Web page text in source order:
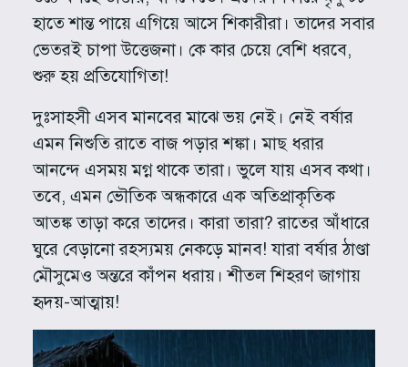
হাতে শান্ত পায়ে এগিয়ে আসে শিকারীরা। তাদের সবার
ভেতরই চাপা উত্তেজনা। কে কার চেয়ে বেশি ধরবে,
শুরু হয় প্রতিযোগিতা!
দুঃসাহসী এসব মানবের মাঝে ভয় নেই। নেই বর্ষার
এমন নিশুতি রাতে বাজ পড়ার শঙ্কা। মাছ ধরার
আনন্দে এসময় মগ্ন থাকে তারা। ভুলে যায় এসব কথা।
তবে, এমন ভৌতিক অন্ধকারে এক অতিপ্রাকৃতিক
আতঙ্ক তাড়া করে তাদের। কারা তারা? রাতের আঁধারে
ঘুরে বেড়ানো রহস্যময় নেকড়ে মানব! যারা বর্ষার ঠাণ্ডা
মৌসুমেও অন্তরে কাঁপন ধরায়। শীতল শিহরণ জাগায়
হৃদয়-আত্মায়!